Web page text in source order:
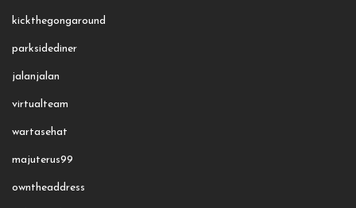
kickthegongaround
parksidediner
jalanjalan
virtualteam
wartasehat
majuterus99
owntheaddress